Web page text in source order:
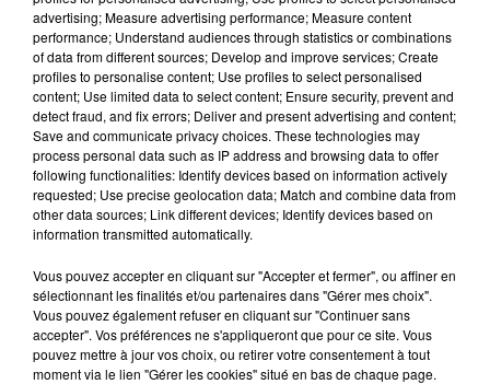
12h03
12h03
RIVIERA
She Doesn't Mind
11h56
11h56
TAYC
Girlfriend
11h53
11h53
TAME IMPALA & JENNIE
Dracula
advertising; Measure advertising performance; Measure content
performance; Understand audiences through statistics or combinations
of data from different sources; Develop and improve services; Create
profiles to personalise content; Use profiles to select personalised
content; Use limited data to select content; Ensure security, prevent and
detect fraud, and fix errors; Deliver and present advertising and content;
Save and communicate privacy choices. These technologies may
process personal data such as IP address and browsing data to offer
following functionalities: Identify devices based on information actively
requested; Use precise geolocation data; Match and combine data from
other data sources; Link different devices; Identify devices based on
information transmitted automatically.
Vous pouvez accepter en cliquant sur "Accepter et fermer", ou affiner en
sélectionnant les finalités et/ou partenaires dans "Gérer mes choix".
Vous pouvez également refuser en cliquant sur "Continuer sans
accepter". Vos préférences ne s'appliqueront que pour ce site. Vous
pouvez mettre à jour vos choix, ou retirer votre consentement à tout
moment via le lien "Gérer les cookies" situé en bas de chaque page.